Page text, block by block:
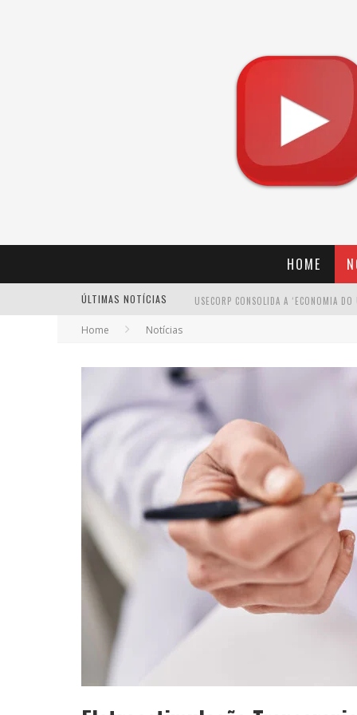
HOME
ÚLTIMAS NOTÍCIAS
Home Notícias